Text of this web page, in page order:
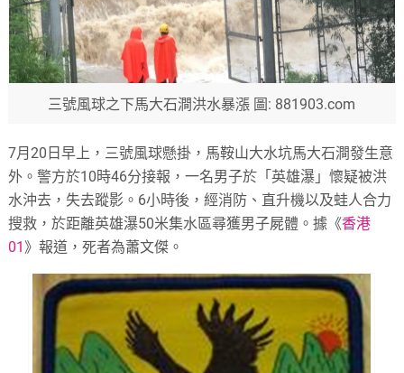
三號風球之下馬大石澗洪水暴漲 圖: 881903.com
7月20日早上，三號風球懸掛，馬鞍山大水坑馬大石澗發生意
外。警方於10時46分接報，一名男子於「英雄瀑」懷疑被洪
水沖去，失去蹤影。6小時後，經消防、直升機以及蛙人合力
搜救，於距離英雄瀑50米集水區尋獲男子屍體。據《香港
01 》報道，死者為蕭文傑。